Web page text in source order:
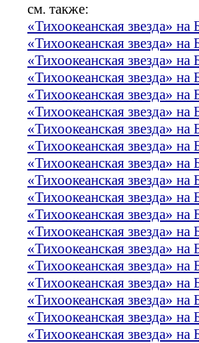
см. также:
«Тихоокеанская звезда»
«Тихоокеанская звезда»
«Тихоокеанская звезда»
«Тихоокеанская звезда»
«Тихоокеанская звезда»
«Тихоокеанская звезда»
«Тихоокеанская звезда»
«Тихоокеанская звезда»
«Тихоокеанская звезда»
«Тихоокеанская звезда»
«Тихоокеанская звезда»
«Тихоокеанская звезда»
«Тихоокеанская звезда»
«Тихоокеанская звезда»
«Тихоокеанская звезда»
«Тихоокеанская звезда»
«Тихоокеанская звезда»
«Тихоокеанская звезда»
«Тихоокеанская звезда»